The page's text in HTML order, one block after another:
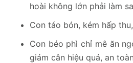
hoài không lớn phải làm
Con táo bón, kém hấp
Con béo phì chỉ mê ăn
giảm cân hiệu quả, an